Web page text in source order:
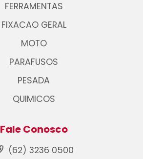
FERRAMENTAS
FIXACAO GERAL
MOTO
PARAFUSOS
PESADA
QUIMICOS
Fale Conosco
(62) 3236 0500